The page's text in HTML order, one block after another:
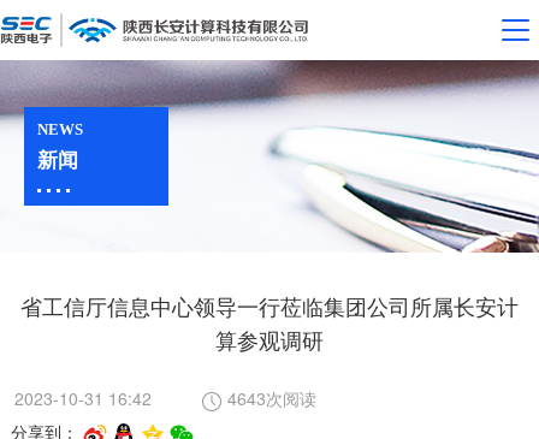
NEWS
新闻
省工信厅信息中心领导一行莅临集团公司所属长安计
算参观调研
2023-10-31 16:42
4643次阅读
分享到：